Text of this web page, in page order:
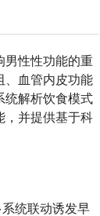
男性性功能的重
、血管内皮功能
统解析饮食模式
，并提供基于科
统联动诱发早